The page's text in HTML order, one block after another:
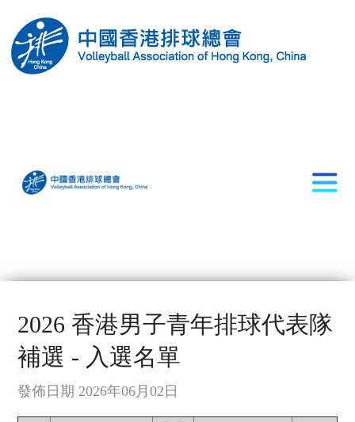
2026 香港男子青年排球代表隊
補選 - 入選名單
發佈日期 2026年06月02日